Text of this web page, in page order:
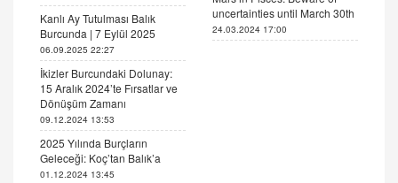
Kanlı Ay Tutulması Balık
Burcunda | 7 Eylül 2025
06.09.2025 22:27
İkizler Burcundaki Dolunay:
15 Aralık 2024’te Fırsatlar ve
Dönüşüm Zamanı
09.12.2024 13:53
2025 Yılında Burçların
Geleceği: Koç’tan Balık’a
01.12.2024 13:45
uncertainties until March 30th
24.03.2024 17:00